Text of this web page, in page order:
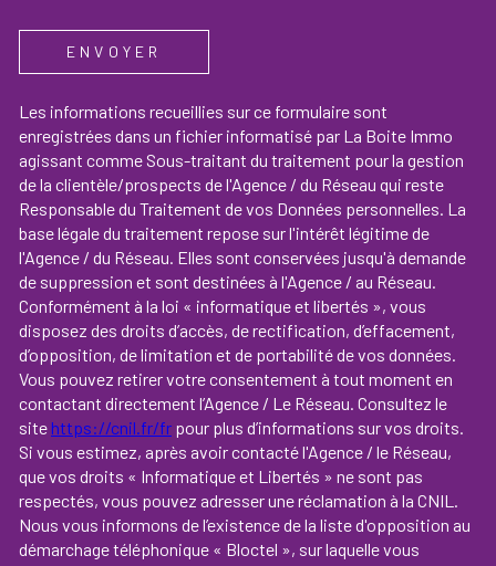
ENVOYER
Les informations recueillies sur ce formulaire sont
enregistrées dans un fichier informatisé par La Boite Immo
agissant comme Sous-traitant du traitement pour la gestion
de la clientèle/prospects de l'Agence / du Réseau qui reste
Responsable du Traitement de vos Données personnelles. La
base légale du traitement repose sur l'intérêt légitime de
l'Agence / du Réseau. Elles sont conservées jusqu'à demande
de suppression et sont destinées à l'Agence / au Réseau.
Conformément à la loi « informatique et libertés », vous
disposez des droits d’accès, de rectification, d’effacement,
d’opposition, de limitation et de portabilité de vos données.
Vous pouvez retirer votre consentement à tout moment en
contactant directement l’Agence / Le Réseau. Consultez le
site https://cnil.fr/fr pour plus d’informations sur vos droits.
Si vous estimez, après avoir contacté l'Agence / le Réseau,
que vos droits « Informatique et Libertés » ne sont pas
respectés, vous pouvez adresser une réclamation à la CNIL.
Nous vous informons de l’existence de la liste d'opposition au
démarchage téléphonique « Bloctel », sur laquelle vous